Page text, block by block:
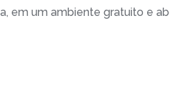
em um ambiente gratuito e